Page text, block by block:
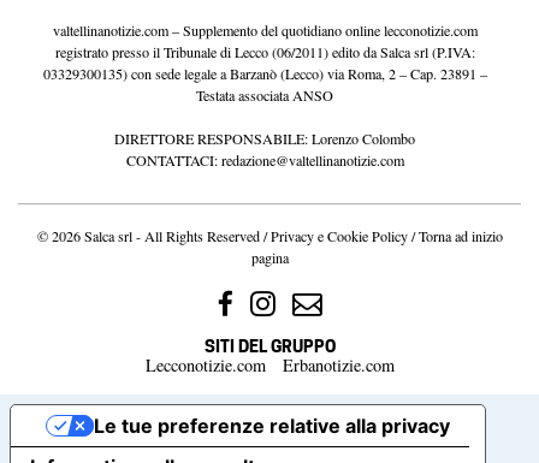
valtellinanotizie.com – Supplemento del quotidiano online lecconotizie.com
registrato presso il Tribunale di Lecco (06/2011) edito da Salca srl (P.IVA:
03329300135) con sede legale a Barzanò (Lecco) via Roma, 2 – Cap. 23891 –
Testata associata ANSO
DIRETTORE RESPONSABILE: Lorenzo Colombo
CONTATTACI:redazione@valtellinanotizie.com
© 2026 Salca srl - All Rights Reserved /Privacy e Cookie Policy/Torna ad inizio
pagina
SITI DEL GRUPPO
Lecconotizie.com Erbanotizie.com
Le tue preferenze relative alla privacy